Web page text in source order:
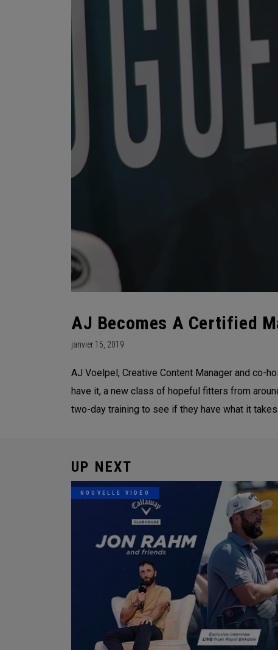
AJ Becomes A Certified
janvier 15, 2019
AJ Voelpel, Creative Content Manager and co-
have it, a new class of hopeful fitters from
two-day training to see if they have what it
UP NEXT
NOUVELLE VIDÉO